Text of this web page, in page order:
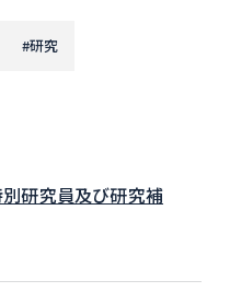
#研究
研究員及び研究補